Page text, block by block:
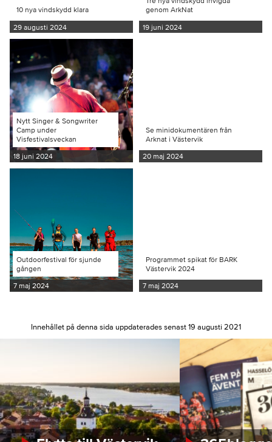
10 nya vindskydd klara
29 augusti 2024
genom ArkNat
19 juni 2024
Nytt Singer & Songwriter
Camp under
Visfestivalsveckan
18 juni 2024
Se minidokumentären från
Arknat i Västervik
20 maj 2024
Outdoorfestival för sjunde
gången
7 maj 2024
Programmet spikat för BARK
Västervik 2024
7 maj 2024
Innehållet på denna sida uppdaterades senast 19 augusti 2021